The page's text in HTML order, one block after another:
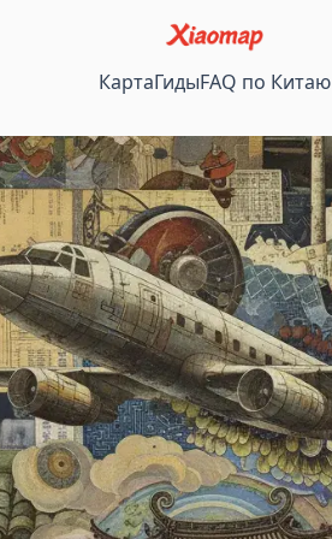
КартаГидыFAQ по Китаю